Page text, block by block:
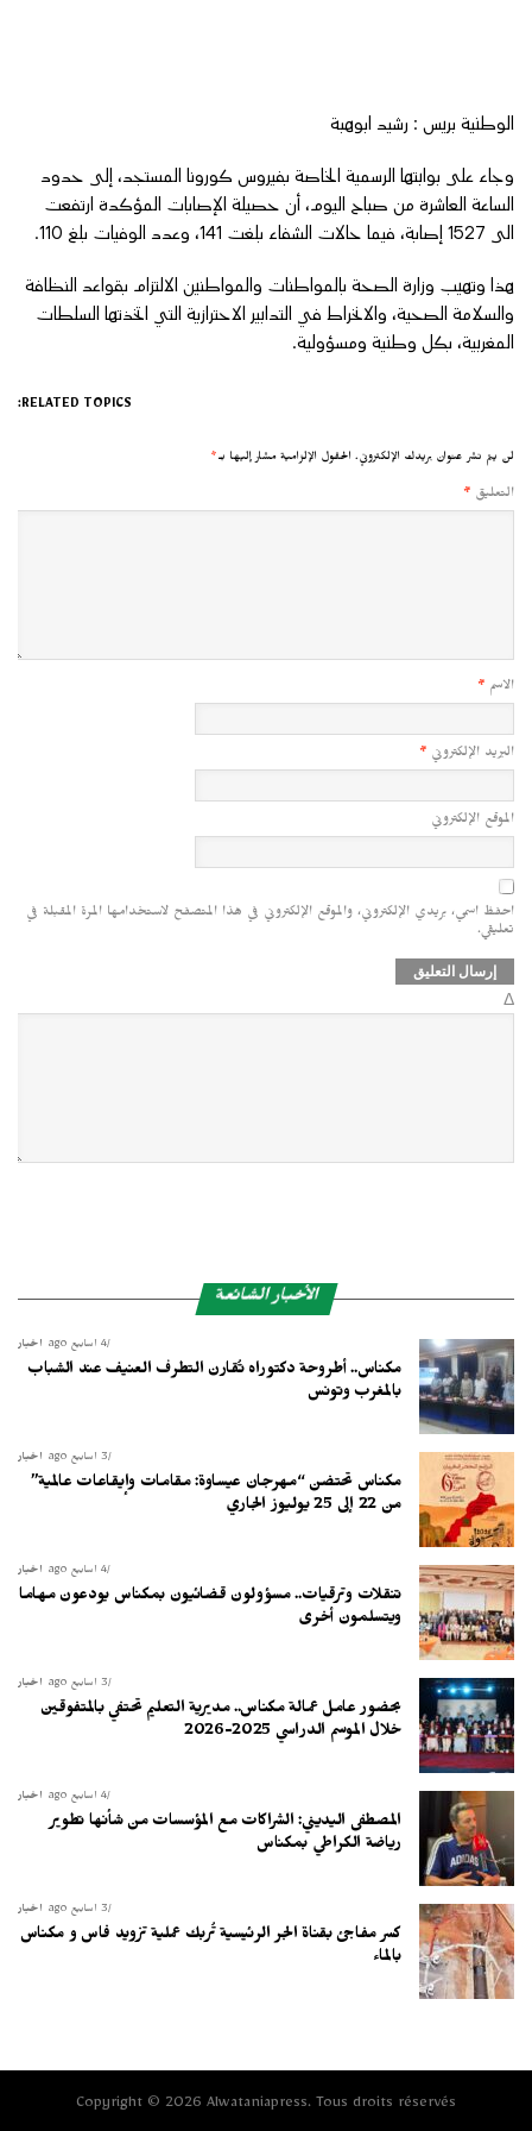
الوطنية بريس : رشيد ابوهبة
وجاء على بوابتها الرسمية الخاصة بفيروس كورونا المستجد، إلى حدود
الساعة العاشرة من صباح اليوم، أن حصيلة الإصابات المؤكدة ارتفعت
الى 1527 إصابة، فيما حالات الشفاء بلغت 141، وعدد الوفيات بلغ 110.
هذا وتهيب وزارة الصحة بالمواطنات والمواطنين الالتزام بقواعد النظافة
والسلامة الصحية، والانخراط في التدابير الاحترازية التي اتخذتها السلطات
المغربية، بكل وطنية ومسؤولية.
RELATED TOPICS:
لن يتم نشر عنوان بريدك الإلكتروني. الحقول الإلزامية مشار إليها بـ*
التعليق *
الاسم *
البريد الإلكتروني *
الموقع الإلكتروني
احفظ اسمي، بريدي الإلكتروني، والموقع الإلكتروني في هذا المتصفح لاستخدامها المرة المقبلة في
تعليقي.
Δ
الأخبار الشائعة
أخبار 4 أسابيع ago
مكناس.. أطروحة دكتوراه تُقارن التطرف العنيف عند الشباب
بالمغرب وتونس
أخبار 3 أسابيع ago
مكناس تحتضن “مهرجان عيساوة: مقامات وإيقاعات عالمية”
من 22 إلى 25 يوليوز الجاري
أخبار 4 أسابيع ago
تنقلات وترقيات.. مسؤولون قضائيون بمكناس يودعون مهاما
ويتسلمون أخرى
أخبار 3 أسابيع ago
بحضور عامل عمالة مكناس.. مديرية التعليم تحتفي بالمتفوقين
خلال الموسم الدراسي 2025-2026
أخبار 4 أسابيع ago
المصطفى اليديني: الشراكات مع المؤسسات من شأنها تطوير
رياضة الكراطي بمكناس
أخبار 3 أسابيع ago
كسر مفاجئ بقناة الجر الرئيسية تُربك عملية تزويد فاس و مكناس
بالماء
Copyright © 2026 Alwataniapress. Tous droits réservés